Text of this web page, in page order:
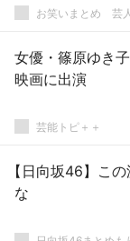
お笑いまとめ 芸
女優・篠原ゆき
映画に出演
芸能トピ＋＋
【日向坂46】こ
な